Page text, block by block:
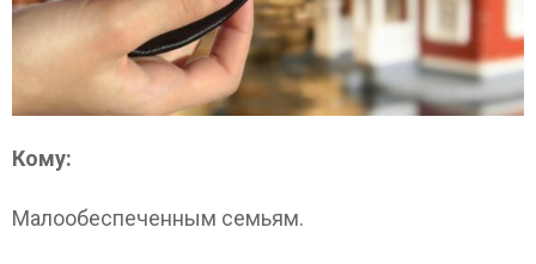
Кому:
Малообеспеченным семьям.